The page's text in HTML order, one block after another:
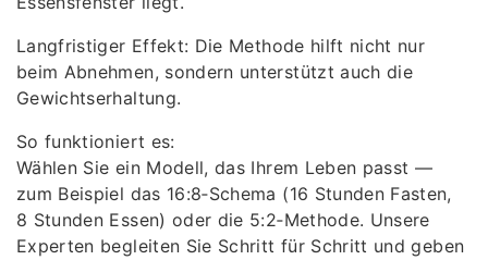
Langfristiger Effekt: Die Methode hilft nicht nur
beim Abnehmen, sondern unterstützt auch die
Gewichtserhaltung.
So funktioniert es:
Wählen Sie ein Modell, das Ihrem Leben passt —
zum Beispiel das 16:8‑Schema (16 Stunden Fasten,
8 Stunden Essen) oder die 5:2‑Methode. Unsere
Experten begleiten Sie Schritt für Schritt und geben